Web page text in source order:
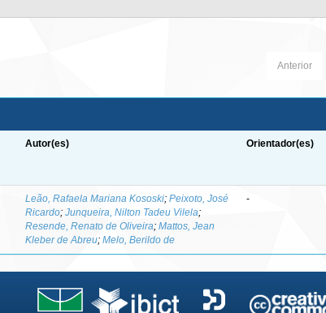
Anterior
Autor(es) Orientador(es)
Leão, Rafaela Mariana Kososki;Peixoto, José
Ricardo;Junqueira, Nilton Tadeu Vilela;
Resende, Renato de Oliveira;Mattos, Jean
Kleber de Abreu;Melo, Berildo de
-